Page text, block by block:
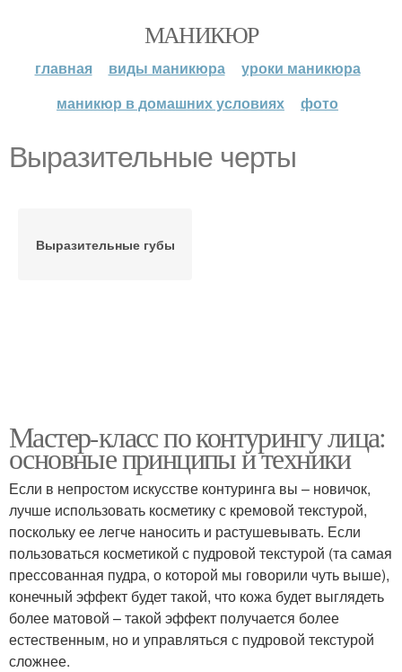
МАНИКЮР
главная виды маникюра
уроки маникюра
маникюр в домашних условиях
фото
Выразительные черты
Выразительные губы
Мастер-класс по контурингу лица:
основные принципы и техники
Если в непростом искусстве контуринга вы – новичок,
лучше использовать косметику с кремовой текстурой,
поскольку ее легче наносить и растушевывать. Если
пользоваться косметикой с пудровой текстурой (та самая
прессованная пудра, о которой мы говорили чуть выше),
конечный эффект будет такой, что кожа будет выглядеть
более матовой – такой эффект получается более
естественным, но и управляться с пудровой текстурой
сложнее.